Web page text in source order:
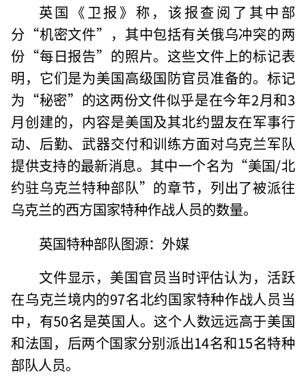
英国《卫报》称，该报查阅了其中部
分“机密文件”，其中包括有关俄乌冲突的两
份“每日报告”的照片。这些文件上的标记表
明，它们是为美国高级国防官员准备的。标记
为“秘密”的这两份文件似乎是在今年2月和3
月创建的，内容是美国及其北约盟友在军事行
动、后勤、武器交付和训练方面对乌克兰军队
提供支持的最新消息。其中一个名为“美国/北
约驻乌克兰特种部队”的章节，列出了被派往
乌克兰的西方国家特种作战人员的数量。
英国特种部队图源：外媒
文件显示，美国官员当时评估认为，活跃
在乌克兰境内的97名北约国家特种作战人员当
中，有50名是英国人。这个人数远远高于美国
和法国，后两个国家分别派出14名和15名特种
部队人员。